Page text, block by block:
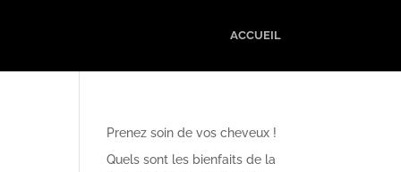
ACCUEIL
Prenez soin de vos cheveux !
Quels sont les bienfaits de la